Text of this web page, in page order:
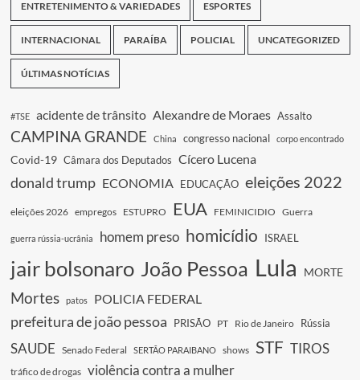
ENTRETENIMENTO & VARIEDADES ESPORTES
INTERNACIONAL PARAÍBA POLICIAL UNCATEGORIZED
ÚLTIMAS NOTÍCIAS
#TSE acidente de trânsito Alexandre de Moraes Assalto
CAMPINA GRANDE China congresso nacional corpo encontrado
Covid-19 Câmara dos Deputados Cícero Lucena
donald trump ECONOMIA EDUCAÇÃO eleições 2022
eleições 2026 empregos ESTUPRO EUA FEMINICIDIO Guerra
guerra rússia-ucrânia homem preso homicídio ISRAEL
jair bolsonaro João Pessoa Lula MORTE
Mortes patos POLICIA FEDERAL
prefeitura de joão pessoa PRISÃO PT Rio de Janeiro Rússia
SAUDE Senado Federal SERTÃO PARAIBANO shows STF TIROS
tráfico de drogas violência contra a mulher